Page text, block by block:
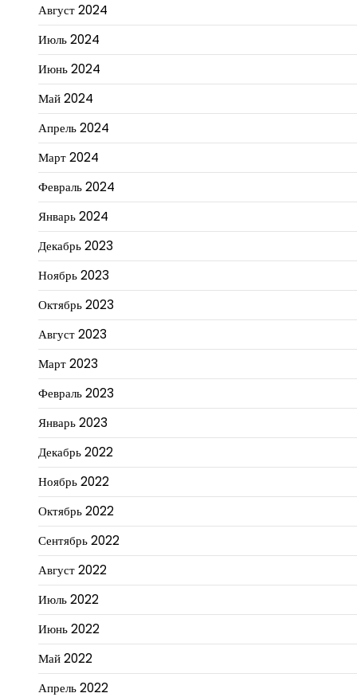
Август 2024
Июль 2024
Июнь 2024
Май 2024
Апрель 2024
Март 2024
Февраль 2024
Январь 2024
Декабрь 2023
Ноябрь 2023
Октябрь 2023
Август 2023
Март 2023
Февраль 2023
Январь 2023
Декабрь 2022
Ноябрь 2022
Октябрь 2022
Сентябрь 2022
Август 2022
Июль 2022
Июнь 2022
Май 2022
Апрель 2022